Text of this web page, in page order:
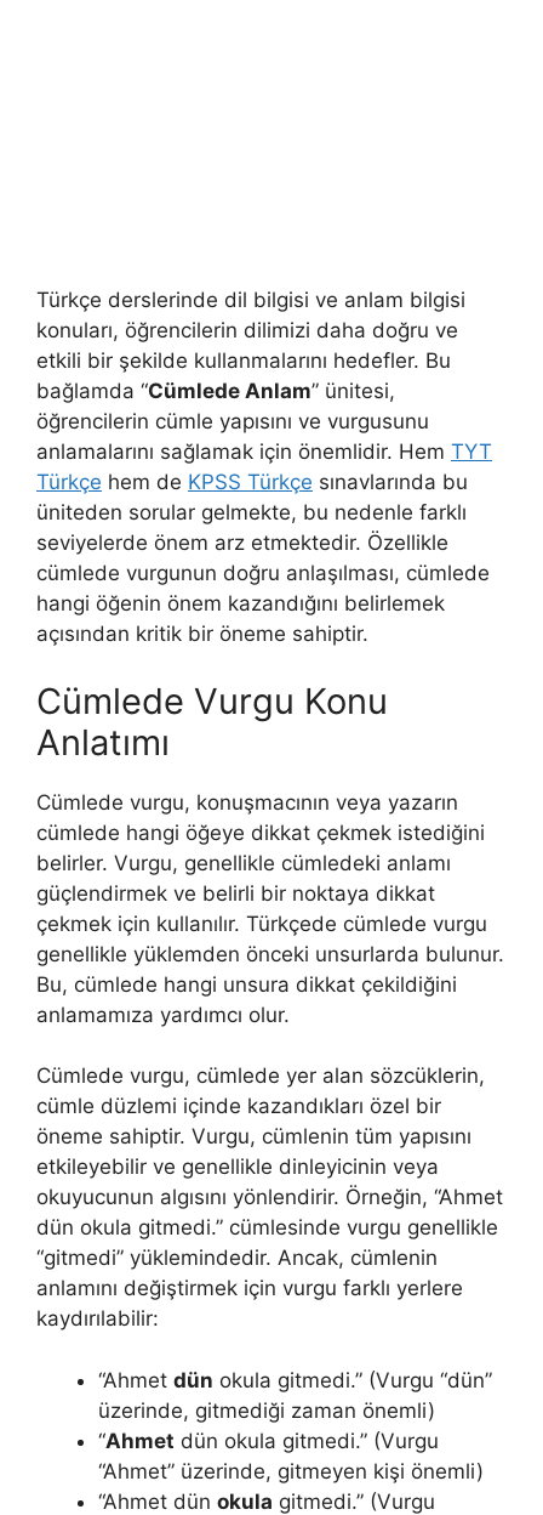
Türkçe derslerinde dil bilgisi ve anlam bilgisi
konuları, öğrencilerin dilimizi daha doğru ve
etkili bir şekilde kullanmalarını hedefler. Bu
bağlamda “Cümlede Anlam” ünitesi,
öğrencilerin cümle yapısını ve vurgusunu
anlamalarını sağlamak için önemlidir. Hem TYT
Türkçe hem de KPSS Türkçe sınavlarında bu
üniteden sorular gelmekte, bu nedenle farklı
seviyelerde önem arz etmektedir. Özellikle
cümlede vurgunun doğru anlaşılması, cümlede
hangi öğenin önem kazandığını belirlemek
açısından kritik bir öneme sahiptir.
Cümlede Vurgu Konu
Anlatımı
Cümlede vurgu, konuşmacının veya yazarın
cümlede hangi öğeye dikkat çekmek istediğini
belirler. Vurgu, genellikle cümledeki anlamı
güçlendirmek ve belirli bir noktaya dikkat
çekmek için kullanılır. Türkçede cümlede vurgu
genellikle yüklemden önceki unsurlarda bulunur.
Bu, cümlede hangi unsura dikkat çekildiğini
anlamamıza yardımcı olur.
Cümlede vurgu, cümlede yer alan sözcüklerin,
cümle düzlemi içinde kazandıkları özel bir
öneme sahiptir. Vurgu, cümlenin tüm yapısını
etkileyebilir ve genellikle dinleyicinin veya
okuyucunun algısını yönlendirir. Örneğin, “Ahmet
dün okula gitmedi.” cümlesinde vurgu genellikle
“gitmedi” yüklemindedir. Ancak, cümlenin
anlamını değiştirmek için vurgu farklı yerlere
kaydırılabilir:
“Ahmet dün okula gitmedi.” (Vurgu “dün”
üzerinde, gitmediği zaman önemli)
“Ahmet dün okula gitmedi.” (Vurgu
“Ahmet” üzerinde, gitmeyen kişi önemli)
“Ahmet dün okula gitmedi.” (Vurgu